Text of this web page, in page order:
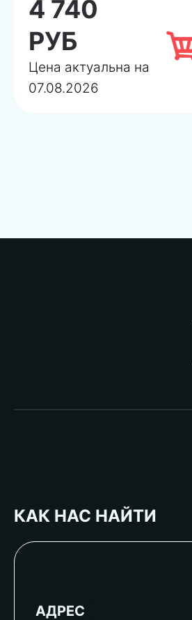
4 740
РУБ
Цена актуальна на
07.08.2026
КАК НАС НАЙТИ
АДРЕС